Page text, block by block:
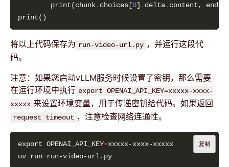
        print(chunk
. choices[0] . delta. content, end=
将以上代码保存为 run-video-url.py ，并运行这段代
码。
注意：如果您启动vLLM服务时候设置了密钥，那么需要
在运行环境中执行 export OPENAI_API_KEY=xxxxx-xxxx-
xxxxx 来设置环境变量，用于传递密钥给代码。如果返回
request timeout ，注意检查网络连通性。
export OPENAI_API_KEY= 复制